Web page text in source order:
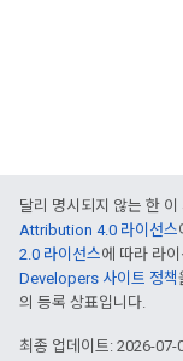
달리 명시되지 않는 한
Attribution 4.0 라이선스
2.0 라이선스에 따라 라
Developers 사이트 정책
의 등록 상표입니다.
최종 업데이트: 2026-07-